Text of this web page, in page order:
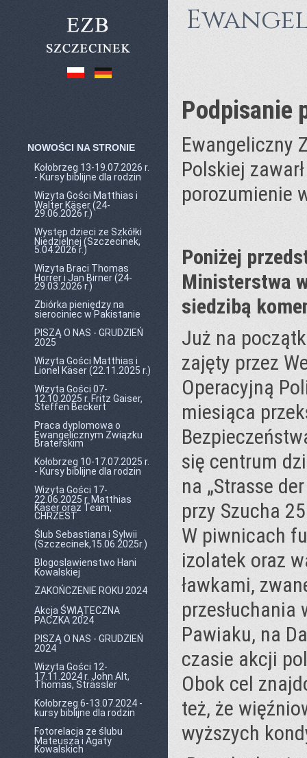
NOWOŚCI NA STRONIE
Kołobrzeg 13-19.07.2026 r.
- Kursy biblijne dla rodzin
Wizyta Gości Matthias i
Walter Käser (24-
29.06.2026 r.)
Występ dzieci ze Szkółki
Niedzielnej (Szczecinek,
5.04.2026 r.)
Wizyta Braci Thomas
Horrer i Jan Birner (24-
29.03.2026 r.)
Zbiórka pieniędzy na
sierociniec w Pakistanie
PISZĄ O NAS - GRUDZIEŃ
2025
Wizyta Gości Matthias i
Lionel Käser (22.11.2025 r.)
Wizyta Gości 07-
12.10.2025 r. Fritz Gaiser,
Steffen Beckert
Praca dyplomowa o
Ewangelicznym Związku
Braterskim
Kołobrzeg 10-17.07.2025 r.
- Kursy biblijne dla rodzin
Wizyta Gości 17-
22.06.2025 r. Matthias
Käser oraz Team,
CHRZEST
Ślub Sebastiana i Sylwii
(Szczecinek,15.06.2025r.)
Blogoslawienstwo Hani
Kowalskiej
ZAKOŃCZENIE ROKU 2024
Akcja ŚWIĄTECZNA
PACZKA 2024
PISZĄ O NAS - GRUDZIEŃ
2024
Wizyta Gości 12-
17.11.2024 r. John Alt,
Thomas, Strässler
Kołobrzeg 6-13.07.2024 -
kursy biblijne dla rodzin
Fotorelacja ze ślubu
Mateusza i Agaty
Kowalskich
Podpisanie
Ewangeliczny
Polskiej
porozumienie
Poniżej
Ministerstwa
siedzibą
Już na
zajęty przez
Operacyjną
miesiąca
się centrum
na „Strasse
przy Szucha
W piwnicach
izolatek oraz
ławkami,
Pawiaku, na
czasie akcji
Obok cel
też, że
wyższych